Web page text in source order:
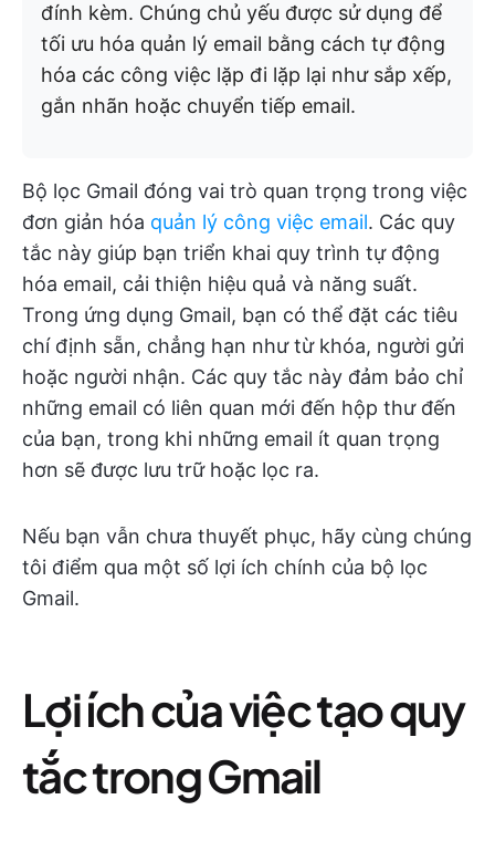
đính kèm. Chúng chủ yếu được sử dụng để
tối ưu hóa quản lý email bằng cách tự động
hóa các công việc lặp đi lặp lại như sắp xếp,
gắn nhãn hoặc chuyển tiếp email.
Bộ lọc Gmail đóng vai trò quan trọng trong việc
đơn giản hóa quản lý công việc email. Các quy
tắc này giúp bạn triển khai quy trình tự động
hóa email, cải thiện hiệu quả và năng suất.
Trong ứng dụng Gmail, bạn có thể đặt các tiêu
chí định sẵn, chẳng hạn như từ khóa, người gửi
hoặc người nhận. Các quy tắc này đảm bảo chỉ
những email có liên quan mới đến hộp thư đến
của bạn, trong khi những email ít quan trọng
hơn sẽ được lưu trữ hoặc lọc ra.
Nếu bạn vẫn chưa thuyết phục, hãy cùng chúng
tôi điểm qua một số lợi ích chính của bộ lọc
Gmail.
Lợi ích của việc tạo quy
tắc trong Gmail